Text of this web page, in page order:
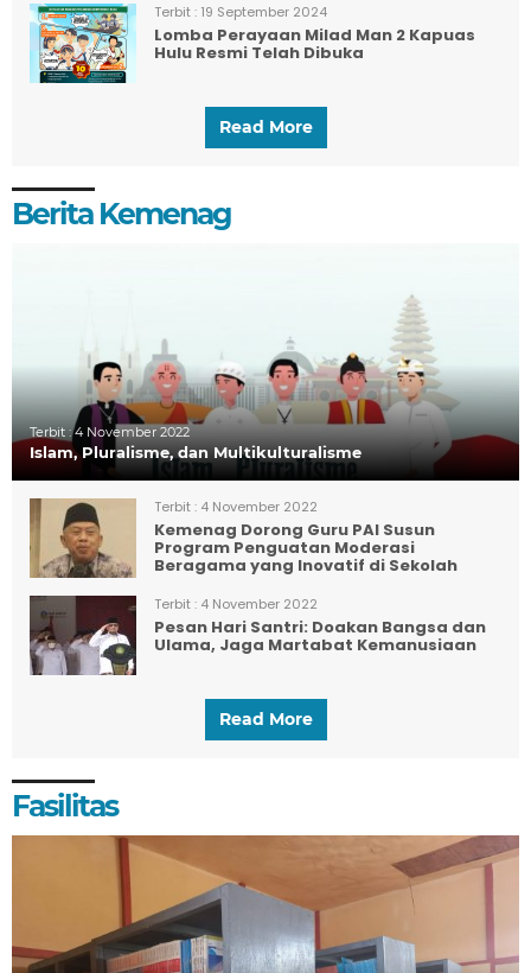
Terbit : 19 September 2024
Lomba Perayaan Milad Man 2 Kapuas
Hulu Resmi Telah Dibuka
Read More
Berita Kemenag
Terbit :4 November 2022
Islam, Pluralisme, dan Multikulturalisme
Terbit : 4 November 2022
Kemenag Dorong Guru PAI Susun
Program Penguatan Moderasi
Beragama yang Inovatif di Sekolah
Terbit : 4 November 2022
Pesan Hari Santri: Doakan Bangsa dan
Ulama, Jaga Martabat Kemanusiaan
Read More
Fasilitas